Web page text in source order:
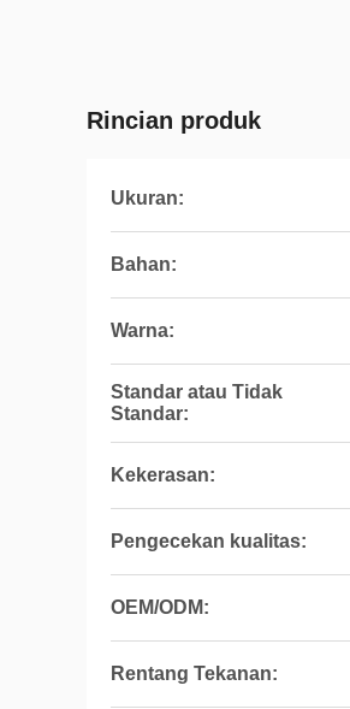
Rincian produk
Ukuran:
Bahan:
Warna:
Standar atau Tidak
Standar:
Kekerasan:
Pengecekan kualitas:
OEM/ODM:
Rentang Tekanan: